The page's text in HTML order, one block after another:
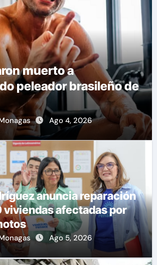
que tomarán en el
para erradicar las
Ago 4, 2026
anuncia reparación
viviendas afectadas por
Ago 5, 2026